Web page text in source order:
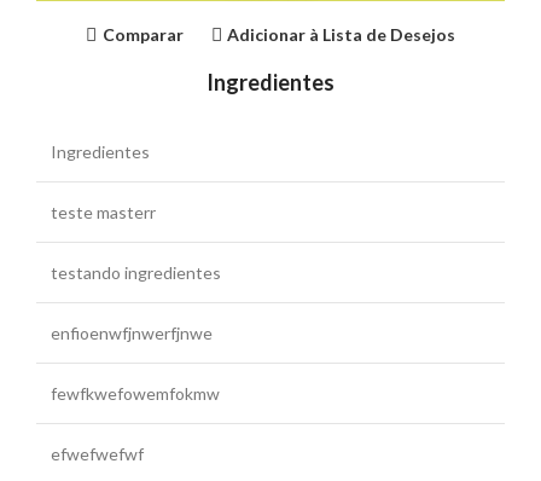
Comparar Adicionar à Lista de Desejos
Ingredientes
Ingredientes
teste masterr
testando ingredientes
enfioenwfjnwerfjnwe
fewfkwefowemfokmw
efwefwefwf